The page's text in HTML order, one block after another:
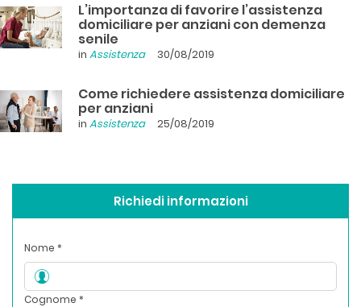
L’importanza di favorire l’assistenza
domiciliare per anziani con demenza
senile
in Assistenza 30/08/2019
Come richiedere assistenza domiciliare
per anziani
in Assistenza 25/08/2019
Richiedi informazioni
Nome *
Cognome *